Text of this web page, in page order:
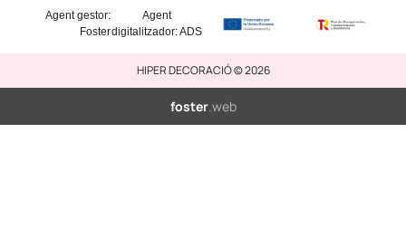
Agent
digitalitzador: ADS
Agent gestor:
Foster
HIPER DECORACIÓ © 2026
foster.web